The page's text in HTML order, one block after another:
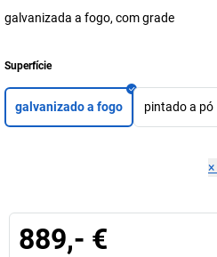
galvanizada a fogo, com grade
Superfície
galvanizado a fogo pintado a pó
×
889,- €